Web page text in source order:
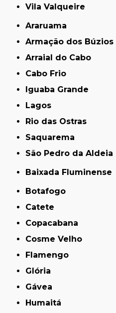
Vila Valqueire
Araruama
Armação dos Búzios
Arraial do Cabo
Cabo Frio
Iguaba Grande
Lagos
Rio das Ostras
Saquarema
São Pedro da Aldeia
Baixada Fluminense
Botafogo
Catete
Copacabana
Cosme Velho
Flamengo
Glória
Gávea
Humaitá